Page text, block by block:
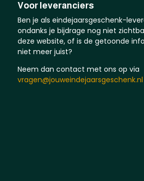
Voor leveranciers
Ben je als eindejaarsgeschenk-
ondanks je bijdrage nog niet
deze website, of is de getoonde
niet meer juist?
Neem dan contact met ons op via
vragen@jouweindejaarsgeschenk.nl